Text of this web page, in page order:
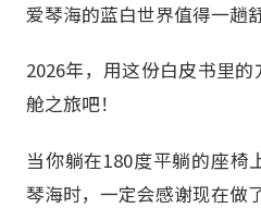
爱琴海的蓝白世界值得一趟
2026年，用这份白皮书里
舱之旅吧！
当你躺在180度平躺的座椅
琴海时，一定会感谢现在做